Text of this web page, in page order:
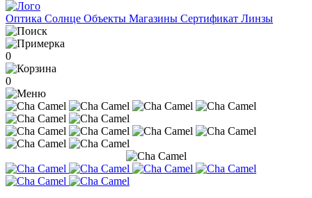
Оптика Солнце Объекты Магазины Сертификат Линзы
0
0